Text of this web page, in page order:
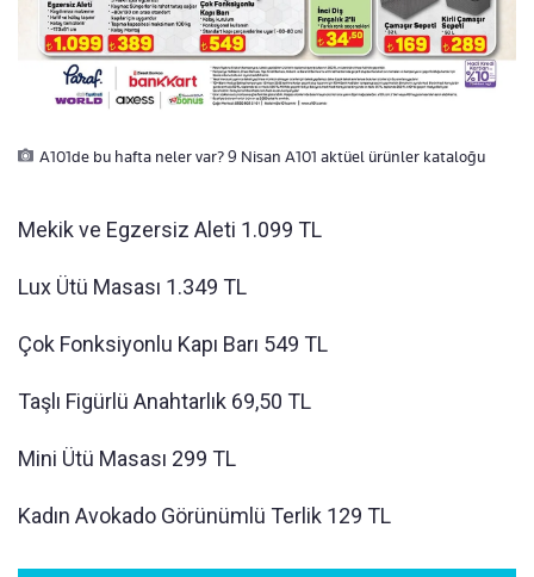
A101de bu hafta neler var? 9 Nisan A101 aktüel ürünler kataloğu
Mekik ve Egzersiz Aleti 1.099 TL
Lux Ütü Masası 1.349 TL
Çok Fonksiyonlu Kapı Barı 549 TL
Taşlı Figürlü Anahtarlık 69,50 TL
Mini Ütü Masası 299 TL
Kadın Avokado Görünümlü Terlik 129 TL